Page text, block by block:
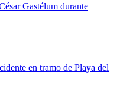
Gastélum durante
en tramo de Playa del